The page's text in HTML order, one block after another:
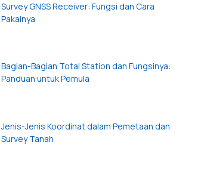
Survey GNSS Receiver: Fungsi dan Cara
Pakainya
Bagian-Bagian Total Station dan Fungsinya:
Panduan untuk Pemula
Jenis-Jenis Koordinat dalam Pemetaan dan
Survey Tanah